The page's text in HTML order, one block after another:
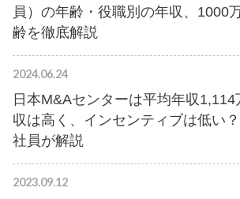
員）の年齢・役職別の年収、1000
齢を徹底解説
2024.06.24
日本M&Aセンターは平均年収
収は高く、インセンティブは低い
社員が解説
2023.09.12